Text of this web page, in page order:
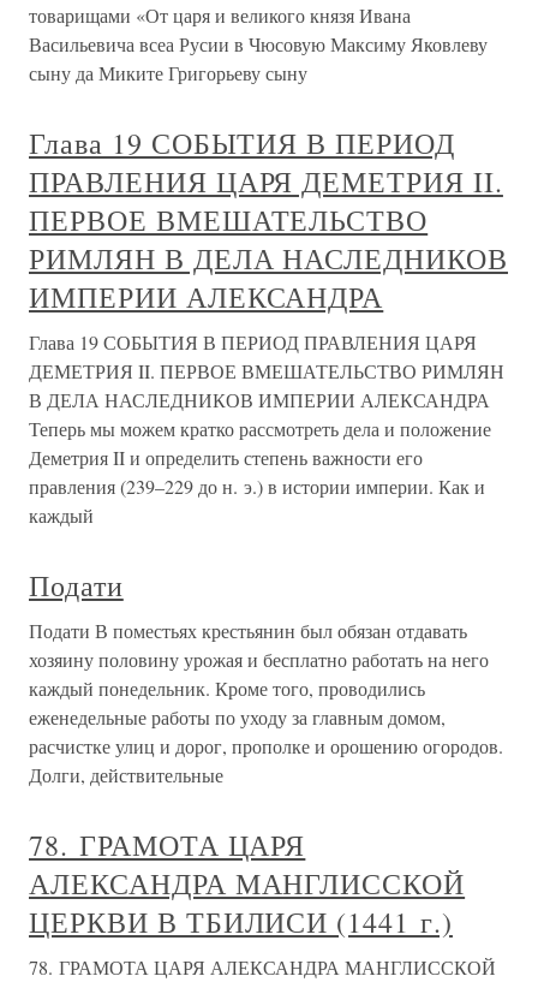
товарищами «От царя и великого князя Ивана
Васильевича всеа Русии в Чюсовую Максиму Яковлеву
сыну да Миките Григорьеву сыну
Глава 19 СОБЫТИЯ В ПЕРИОД
ПРАВЛЕНИЯ ЦАРЯ ДЕМЕТРИЯ II.
ПЕРВОЕ ВМЕШАТЕЛЬСТВО
РИМЛЯН В ДЕЛА НАСЛЕДНИКОВ
ИМПЕРИИ АЛЕКСАНДРА
Глава 19 СОБЫТИЯ В ПЕРИОД ПРАВЛЕНИЯ ЦАРЯ
ДЕМЕТРИЯ II. ПЕРВОЕ ВМЕШАТЕЛЬСТВО РИМЛЯН
В ДЕЛА НАСЛЕДНИКОВ ИМПЕРИИ АЛЕКСАНДРА
Теперь мы можем кратко рассмотреть дела и положение
Деметрия II и определить степень важности его
правления (239–229 до н. э.) в истории империи. Как и
каждый
Подати
Подати В поместьях крестьянин был обязан отдавать
хозяину половину урожая и бесплатно работать на него
каждый понедельник. Кроме того, проводились
еженедельные работы по уходу за главным домом,
расчистке улиц и дорог, прополке и орошению огородов.
Долги, действительные
78. ГРАМОТА ЦАРЯ
АЛЕКСАНДРА МАНГЛИССКОЙ
ЦЕРКВИ В ТБИЛИСИ (1441 г.)
78. ГРАМОТА ЦАРЯ АЛЕКСАНДРА МАНГЛИССКОЙ